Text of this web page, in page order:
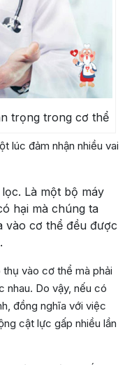
trọng trong cơ thể
lúc đảm nhận nhiều vai
Là một bộ máy
hại mà chúng ta
vào cơ thể đều được
vào cơ thể mà phải
nhau. Do vậy, nếu có
đồng nghĩa với việc
cật lực gấp nhiều lần